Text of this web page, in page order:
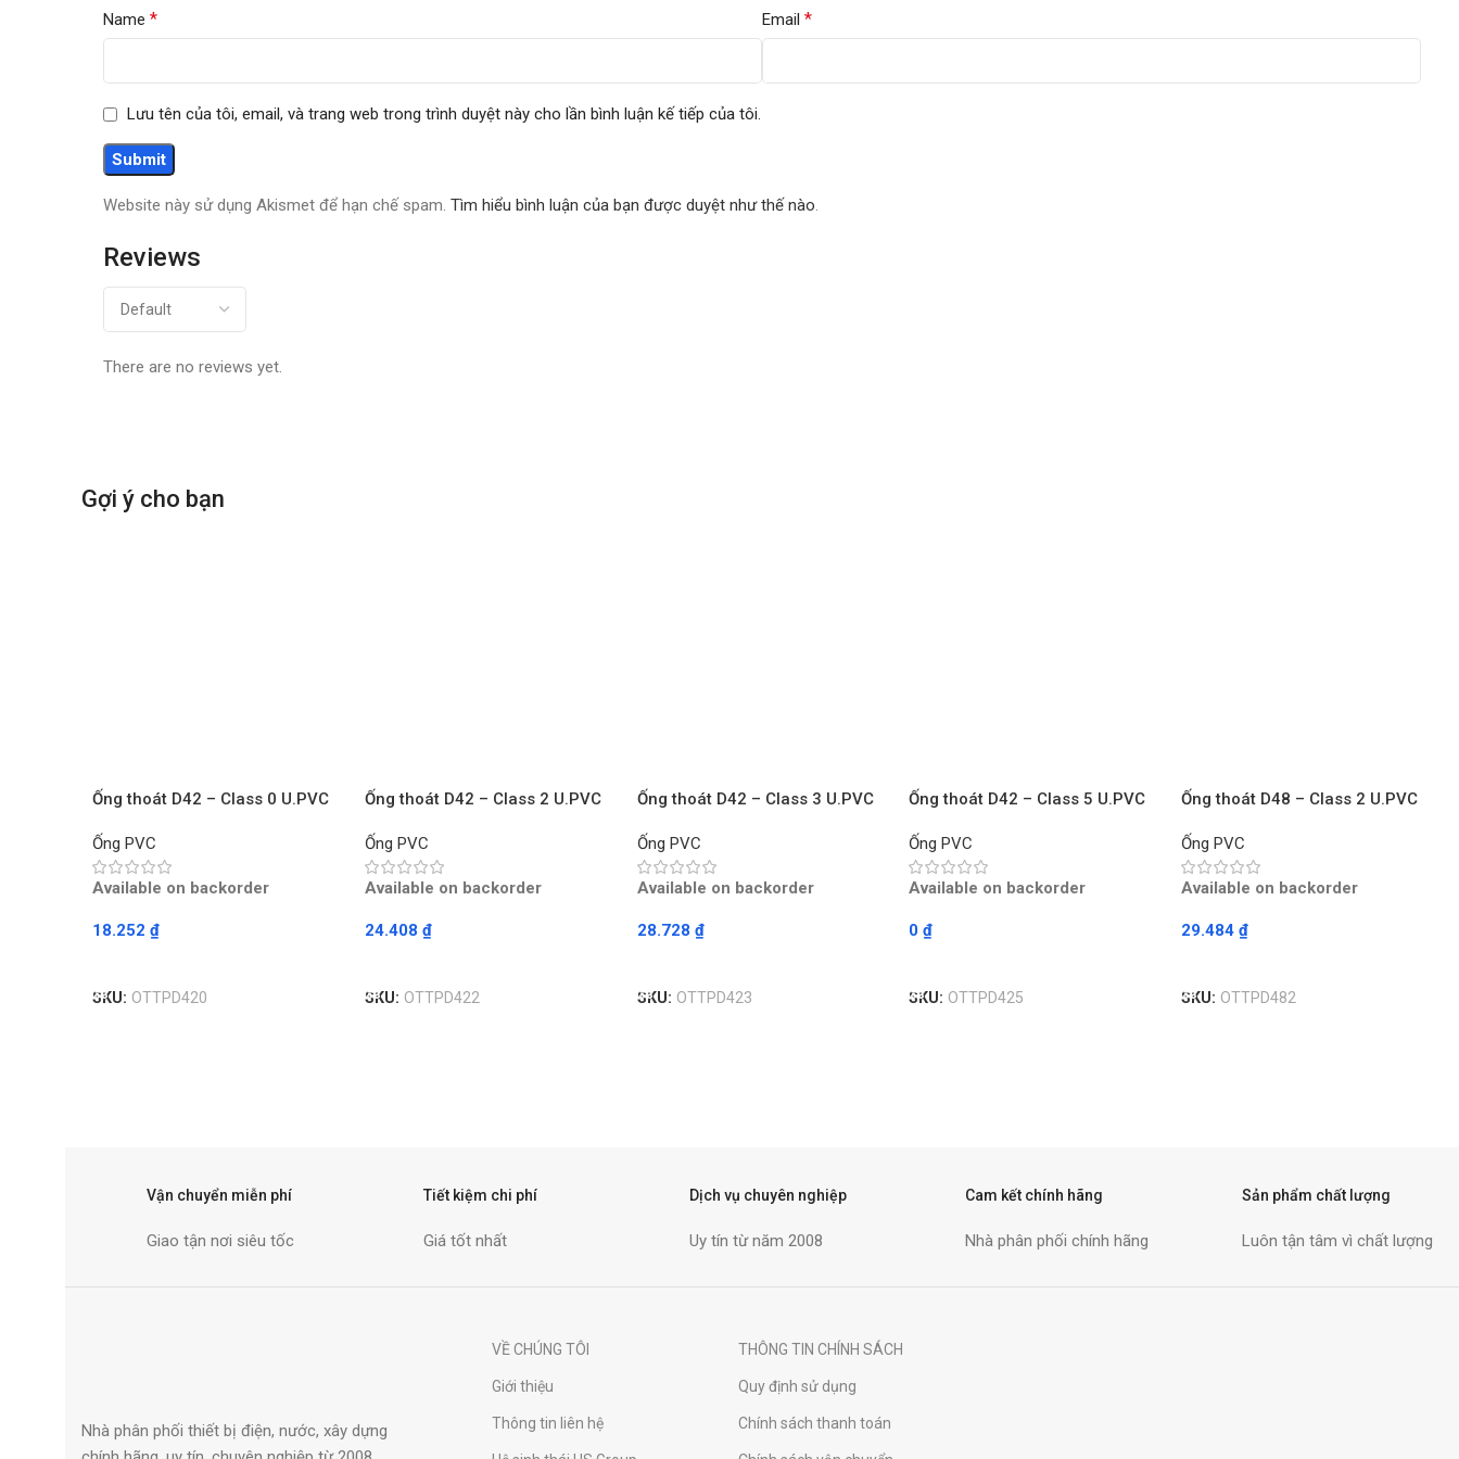
Reviews
There are no reviews yet.
Name * Email *
Lưu tên của tôi, email, và trang web trong trình duyệt này cho lần bình luận kế tiếp của tôi.
Website này sử dụng Akismet để hạn chế spam. Tìm hiểu bình luận của bạn được duyệt như thế nào.
Gợi ý cho bạn
Ống thoát D42 – Class 0 U.PVC
Ống PVC
Available on backorder
18.252 ₫
SKU: OTTPD420
Ống thoát D42 – Class 2 U.PVC
Ống PVC
Available on backorder
24.408 ₫
SKU: OTTPD422
Ống thoát D42 – Class 3 U.PVC
Ống PVC
Available on backorder
28.728 ₫
SKU: OTTPD423
Ống thoát D42 – Class 5 U.PVC
Ống PVC
Available on backorder
0₫
SKU: OTTPD425
Ống thoát D48 – Class 2 U.PVC
Ống PVC
Available on backorder
29.484₫
SKU: OTTPD482
Vận chuyển miễn phí
Giao tận nơi siêu tốc
Tiết kiệm chi phí
Giá tốt nhất
Dịch vụ chuyên nghiệp
Uy tín từ năm 2008
Cam kết chính hãng
Nhà phân phối chính hãng
Sản phẩm chất lượng
Luôn tận tâm vì chất lượng
Nhà phân phối thiết bị điện, nước, xây dựng
VỀ CHÚNG TÔI
Giới thiệu
Thông tin liên hệ
THÔNG TIN CHÍNH SÁCH
Quy định sử dụng
Chính sách thanh toán